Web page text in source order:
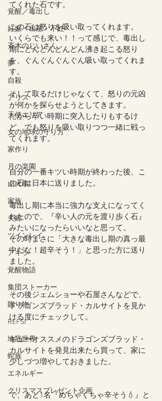
覚醒／毒出し
妊娠・出産・不妊
斉木のじいさん
夢
自殺
アリス
天使エリア
女の地球の守り方
家作り
月の楽園
山火事
家族
夫婦
ツインレイ
アキラ
覚醒物語
集団ストーカー
贈り物
REFSI
地底世界
蛇族
エネルギー
クリスマスプレゼント企画
てくれた石です。
この石は怒りを吸い取ってくれます。
いくらでも来い！！って感じで、毒出し
期にどんどんどんどん沸き起こる怒り
を、ぐんぐんぐんぐん吸い取ってくれま
す。
そして取るだけじゃなくて、怒りの元凶
が何かを探らせようとしてきます。
だから辛い時期に突入したりもするけ
ど、でも怒りを吸い取りつつ一緒に戦っ
てくれます。
自分の一番キツい時期が終わった後、こ
の石は日本に送りました。
毒出し期に本当に強力な支えになってく
れたので、『辛い人の元を渡り歩く石』
みたいになったらいいなと思って。
その時まさに「大きな毒出し期の真っ最
中だな！超辛そう！」と思った方に送り
ました。
その後ジェムショーや石屋さんなどで、
ドラゴンズブラッド・カルサイトを見か
ける度にチェックして。
ギューオススメのドラゴンズブラッド・
カルサイトを発見出来たら買って、家に
少しづつ増やしておきました。
で、あと1名『めちゃくちゃ辛そう💧』と